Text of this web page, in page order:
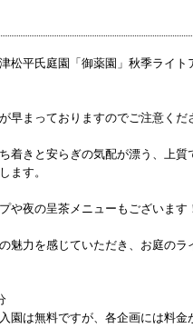
松平氏庭園「御薬園」秋季ライト
早まっておりますのでご注意くだ
着きと安らぎの気配が漂う、上質
ます。
や夜の呈茶メニューもございます
魅力を感じていただき、お庭のラ
は無料ですが、各企画には料金